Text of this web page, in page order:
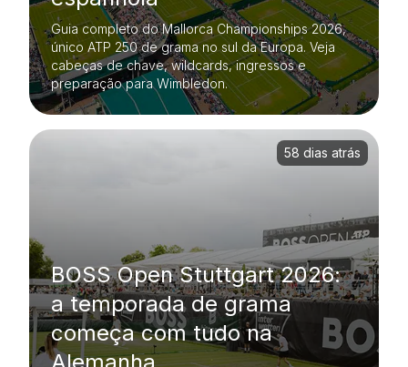
Guia completo do Mallorca Championships 2026,
único ATP 250 de grama no sul da Europa. Veja
cabeças de chave, wildcards, ingressos e
preparação para Wimbledon.
BOSS Open Stuttgart 2026:
a temporada de grama
começa com tudo na
58 dias atrás